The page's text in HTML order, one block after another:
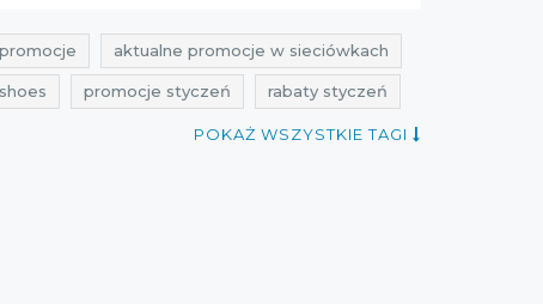
aktualne promocje w sieciówkach
promocje styczeń rabaty styczeń
wyprzedaże styczeń
POKAŻ WSZYSTKIE TAGI